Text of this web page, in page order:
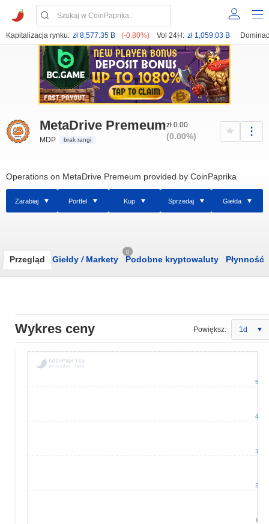
Kapitalizacja rynku: zł 8,577.35 B (-0.80%) Vol 24H: zł 1,059.03 B
MetaDrive Premeum
MDP brak rangi
zł 0.00
(0.00%)
Operations on MetaDrive Premeum provided by CoinPaprika
Zarabiaj Portfel Kup Sprzedaj Giełda
Przegląd Giełdy /Markety
0
Podobne kryptowaluty Płynność
Wykres ceny Powiększ: 1d
1
2
3
4
5